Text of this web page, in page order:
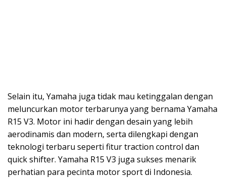
Selain itu, Yamaha juga tidak mau ketinggalan dengan
meluncurkan motor terbarunya yang bernama Yamaha
R15 V3. Motor ini hadir dengan desain yang lebih
aerodinamis dan modern, serta dilengkapi dengan
teknologi terbaru seperti fitur traction control dan
quick shifter. Yamaha R15 V3 juga sukses menarik
perhatian para pecinta motor sport di Indonesia.